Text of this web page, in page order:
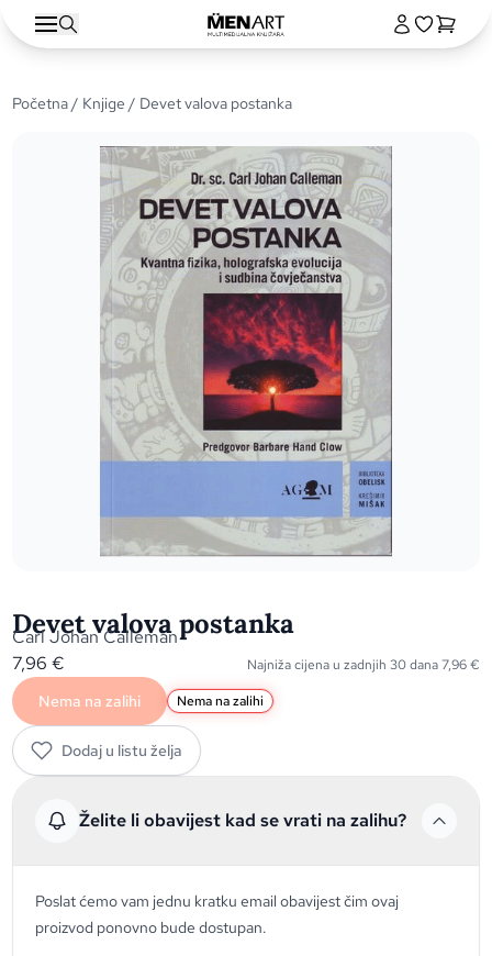
Početna/ Knjige / Devet valova postanka
Devet valova postanka
Carl Johan Calleman
7,96€ Najniža cijena u zadnjih 30 dana7,96€
Nema na zalihi Nema na zalihi
Dodaj u listu želja
Želite li obavijest kad se vrati na zalihu?
Poslat ćemo vam jednu kratku email obavijest čim ovaj
proizvod ponovno bude dostupan.